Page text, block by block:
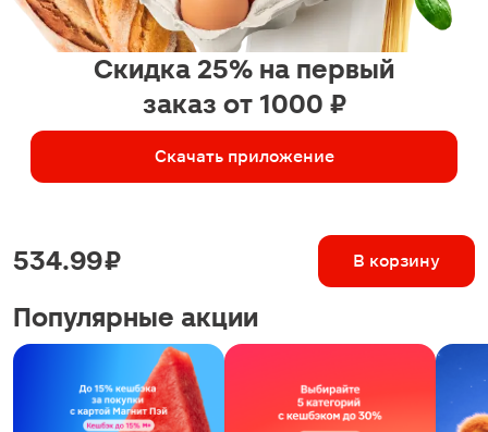
Скидка 25% на первый
заказ от 1000 ₽
Скачать приложение
534.99 ₽ В корзину
Популярные акции